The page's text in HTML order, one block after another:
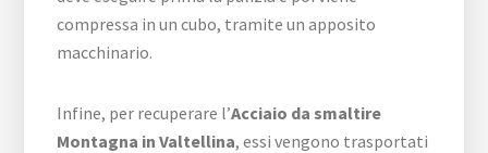
compressa in un cubo, tramite un apposito
macchinario.
Infine, per recuperare l’Acciaio da smaltire
Montagna in Valtellina, essi vengono trasportati